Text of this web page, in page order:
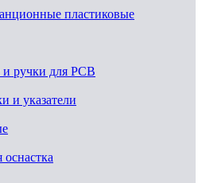
пластиковые
ручки для PCB
и указатели
оснастка